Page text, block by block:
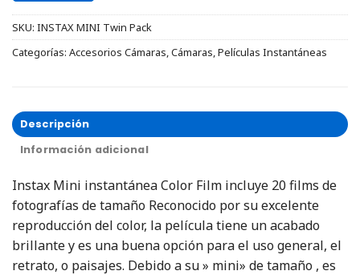
SKU: INSTAX MINI Twin Pack
Categorías: Accesorios Cámaras,Cámaras,Películas Instantáneas
Descripción
Información adicional
Instax Mini instantánea Color Film incluye 20 films de
fotografías de tamaño Reconocido por su excelente
reproducción del color, la película tiene un acabado
brillante y es una buena opción para el uso general, el
retrato, o paisajes. Debido a su » mini» de tamaño , es